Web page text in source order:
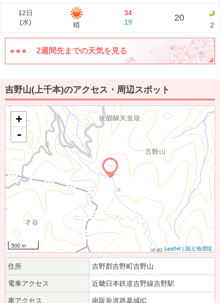
12日
(水) 晴
34
19
20
2
2週間先までの天気を見る
吉野山(上千本)のアクセス・周辺スポット
+
-
500 m Leaflet |国土地理院
住所 吉野郡吉野町吉野山
電車アクセス 近畿日本鉄道吉野線吉野駅
車アクセス 南阪奈道路葛城IC